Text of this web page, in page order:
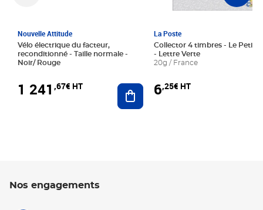
Nouvelle Attitude
Vélo électrique du facteur,
reconditionné - Taille normale -
Noir/ Rouge
1 241 ,67€ HT Ajouter au panier
La Poste
Collector 4 timbres - Le Petit
- Lettre Verte
20g / France
6,25€ HT
Nos engagements